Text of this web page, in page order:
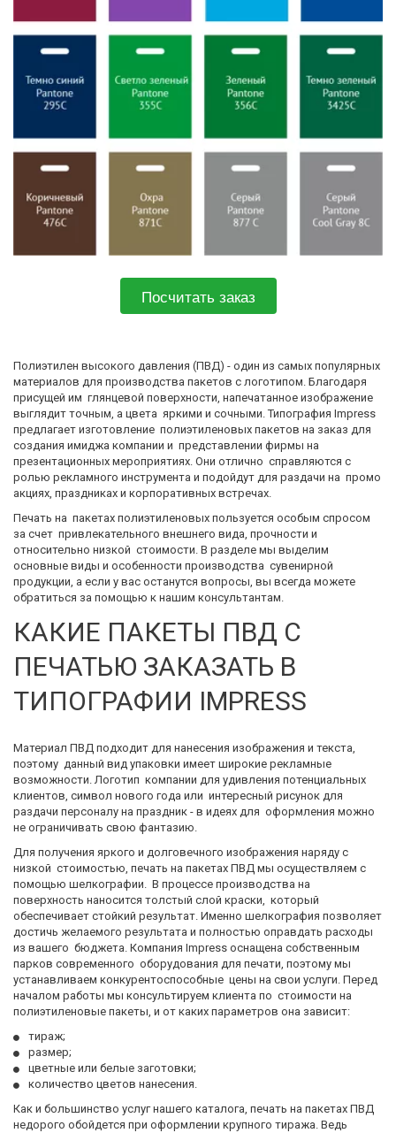
Посчитать заказ
Полиэтилен высокого давления (ПВД) - один из самых популярных
материалов для производства пакетов с логотипом. Благодаря
присущей им  глянцевой поверхности, напечатанное изображение
выглядит точным, а цвета  яркими и сочными. Типография Impress
предлагает изготовление  полиэтиленовых пакетов на заказ для
создания имиджа компании и  представлении фирмы на
презентационных мероприятиях. Они отлично  справляются с
ролью рекламного инструмента и подойдут для раздачи на  промо
акциях, праздниках и корпоративных встречах.
Печать на  пакетах полиэтиленовых пользуется особым спросом
за счет  привлекательного внешнего вида, прочности и
относительно низкой  стоимости. В разделе мы выделим
основные виды и особенности производства  сувенирной
продукции, а если у вас останутся вопросы, вы всегда можете
обратиться за помощью к нашим консультантам.
КАКИЕ ПАКЕТЫ ПВД С
ПЕЧАТЬЮ ЗАКАЗАТЬ В
ТИПОГРАФИИ IMPRESS
Материал ПВД подходит для нанесения изображения и текста,
поэтому  данный вид упаковки имеет широкие рекламные
возможности. Логотип  компании для удивления потенциальных
клиентов, символ нового года или  интересный рисунок для
раздачи персоналу на праздник - в идеях для  оформления можно
не ограничивать свою фантазию.
Для получения яркого и долговечного изображения наряду с
низкой  стоимостью, печать на пакетах ПВД мы осуществляем с
помощью шелкографии.  В процессе производства на
поверхность наносится толстый слой краски,  который
обеспечивает стойкий результат. Именно шелкография позволяет
достичь желаемого результата и полностью оправдать расходы
из вашего  бюджета. Компания Impress оснащена собственным
парков современного  оборудования для печати, поэтому мы
устанавливаем конкурентоспособные  цены на свои услуги. Перед
началом работы мы консультируем клиента по  стоимости на
полиэтиленовые пакеты, и от каких параметров она зависит:
тираж;
размер;
цветные или белые заготовки;
количество цветов нанесения.
Как и большинство услуг нашего каталога, печать на пакетах ПВД
недорого обойдется при оформлении крупного тиража. Ведь